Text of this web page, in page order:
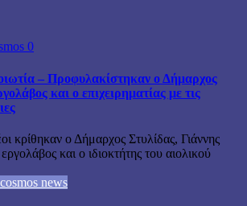
0
– Προφυλακίστηκαν ο Δήμαρχος
και ο επιχειρηματίας με τις
κρίθηκαν ο Δήμαρχος Στυλίδας, Γιάννης
και ο ιδιοκτήτης του αιολικού
news